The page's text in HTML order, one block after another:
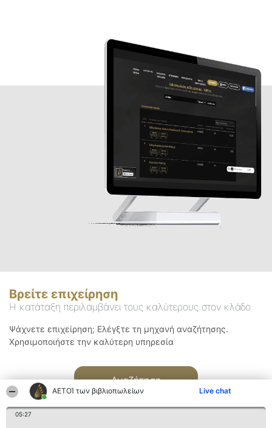
ΑΕΤΟΊ των βιβλιοπωλείων Live chat
05:27
Βρείτε επιχείρηση
Η κατάταξη περιλαμβάνει τους καλύτερους στον κλάδο
Ψάχνετε επιχείρηση; Ελέγξτε τη μηχανή αναζήτησης.
Χρησιμοποιήστε την καλύτερη υπηρεσία
Αναζήτηση